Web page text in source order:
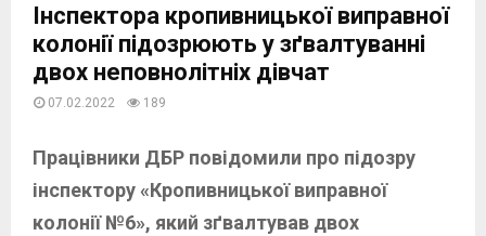
Інспектора кропивницької виправної
колонії підозрюють у зґвалтуванні
двох неповнолітніх дівчат
07.02.2022 189
Працівники ДБР повідомили про підозру
інспектору «Кропивницької виправної
колонії №6», який зґвалтував двох